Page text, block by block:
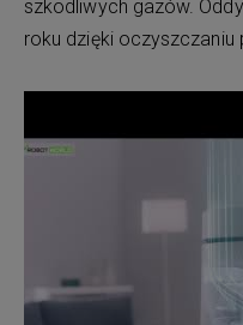
szkodliwych gazów.
roku dzięki oczyszczaniu